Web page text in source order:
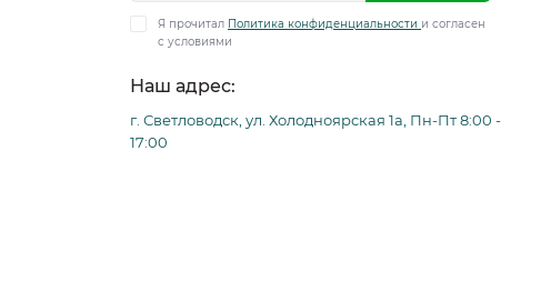
Я прочитал Политика конфиденциальности и согласен
с условиями
Наш адрес:
г. Светловодск, ул. Холодноярская 1а, Пн-Пт 8:00 -
17:00